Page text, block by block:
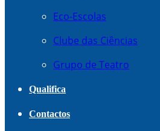
Eco-Escolas
Clube das Ciências
Grupo de Teatro
Qualifica
Contactos